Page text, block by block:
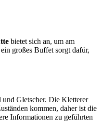
bietet sich an, um am
großes Buffet sorgt dafür,
Gletscher. Die Kletterer
kommen, daher ist die
Informationen zu geführten